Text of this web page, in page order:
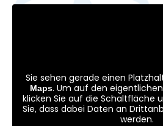
Sie sehen gerade einen
Maps. Um auf den
klicken Sie auf die Schaltfläche
Sie, dass dabei Daten an
werden.